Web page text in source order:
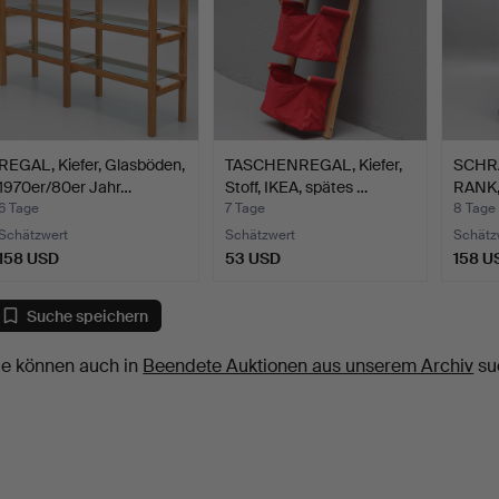
Kiefer, Glasböden,
80er Jahr…
Tage
USD
TASCHENREGAL, Kiefer,
Stoff, IKEA, spätes …
7 Tage
Schätzwert
53 USD
8 Tage
158
Suche speichern
können auch in Beendete Auktionen aus unserem Archiv